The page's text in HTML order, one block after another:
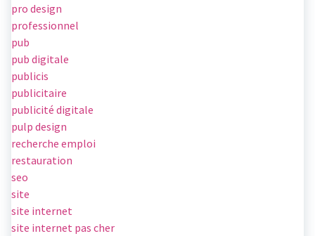
pro design
professionnel
pub
pub digitale
publicis
publicitaire
publicité digitale
pulp design
recherche emploi
restauration
seo
site
site internet
site internet pas cher